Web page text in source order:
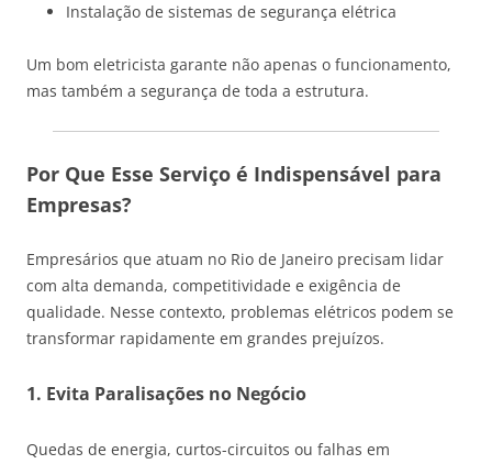
Instalação de sistemas de segurança elétrica
Um bom eletricista garante não apenas o funcionamento,
mas também a segurança de toda a estrutura.
Por Que Esse Serviço é Indispensável para
Empresas?
Empresários que atuam no Rio de Janeiro precisam lidar
com alta demanda, competitividade e exigência de
qualidade. Nesse contexto, problemas elétricos podem se
transformar rapidamente em grandes prejuízos.
1. Evita Paralisações no Negócio
Quedas de energia, curtos-circuitos ou falhas em